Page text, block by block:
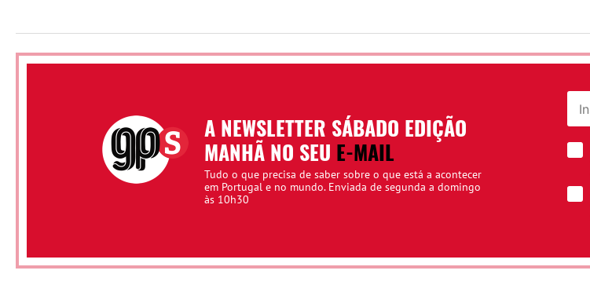
A NEWSLETTER SÁBADO EDIÇÃO
MANHÃ NO SEU E-MAIL
Tudo o que precisa de saber sobre o que está a acontecer
em Portugal e no mundo. Enviada de segunda a domingo
às 10h30